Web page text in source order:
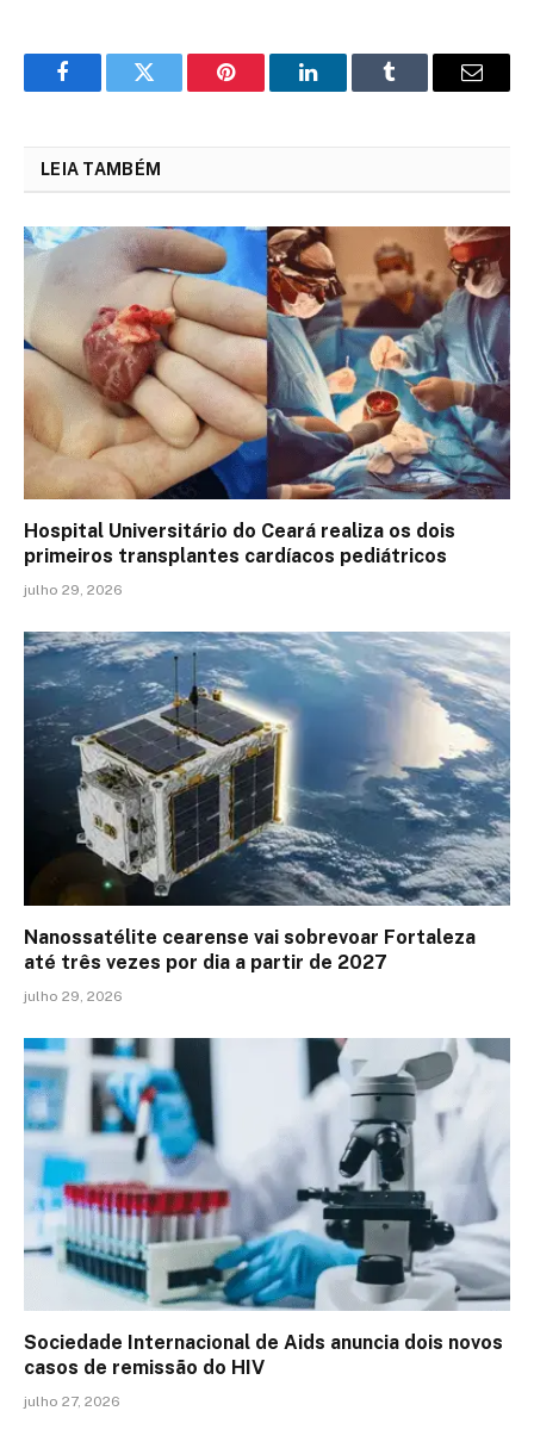
FacebookTwitter Pinterest LinkedInTumblr Email
LEIA TAMBÉM
Hospital Universitário do Ceará realiza os dois
primeiros transplantes cardíacos pediátricos
julho 29, 2026
Nanossatélite cearense vai sobrevoar Fortaleza
até três vezes por dia a partir de 2027
julho 29, 2026
Sociedade Internacional de Aids anuncia dois novos
casos de remissão do HIV
julho 27, 2026